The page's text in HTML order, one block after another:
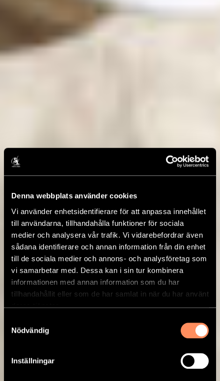
Denna webbplats använder cookies
Vi använder enhetsidentifierare för att anpassa innehållet
till användarna, tillhandahålla funktioner för sociala
medier och analysera vår trafik. Vi vidarebefordrar även
sådana identifierare och annan information från din enhet
till de sociala medier och annons- och analysföretag som
vi samarbetar med. Dessa kan i sin tur kombinera
informationen med annan information som du har
tillhandahållit eller som de har samlat in när du har använt
deras tjänster.
Nödvändig
Inställningar